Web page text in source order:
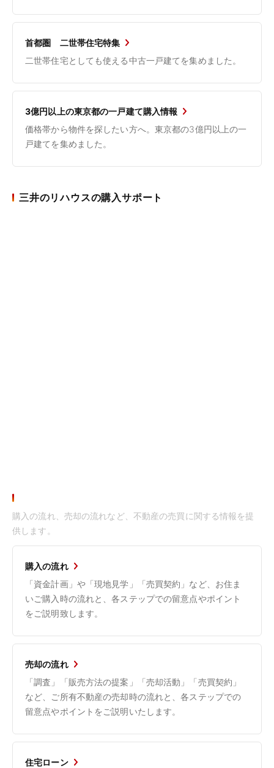
首都圏 二世帯住宅特集
二世帯住宅としても使える中古一戸建てを集めました。
3億円以上の東京都の一戸建て購入情報
価格帯から物件を探したい方へ。東京都の3億円以上の一
戸建てを集めました。
三井のリハウスの購入サポート
購入の流れ、売却の流れなど、不動産の売買に関する情報を提
供します。
購入の流れ
「資金計画」や「現地見学」「売買契約」など、お住ま
いご購入時の流れと、各ステップでの留意点やポイント
をご説明致します。
売却の流れ
「調査」「販売方法の提案」「売却活動」「売買契約」
など、ご所有不動産の売却時の流れと、各ステップでの
留意点やポイントをご説明いたします。
住宅ローン